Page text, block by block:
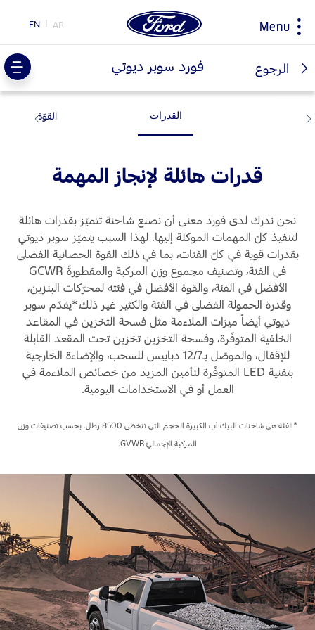
Menu
AR
EN
اختيار
اختر
بلدك
البحرين
العراق
الكويت
قطر
‫المملكة
احجز طلب قيادة
اكتشف فورد SYNC
تقنية EcoBoost
تكنولوجيا
جهة تحويل فورد برو
السعر ومكان
طلب سعر
البحث عن الوكيل
إضافات
فورد بروتكت
خطة الخدمات الممتدة
اكسسوارات
إرشادات لتوفير الوقود
خدمة الصيانة
الخدمات السريعة
المساعدة على الطريق
خطة الخدمات الممتدة
إصلاح أضرار الحوادث
القسائم والخصومات الخاصة بالصيانة
خدمة البطارية
تغيير زيت
تغيير الفلاتر
الضمان والتأمين
التاريخ و التراث
المبادرات
محاربات بروح وردية
الرجوع فورد سوبر ديوتي
القدرات القوّة
قدرات هائلة لإنجاز المهمة
نحن ندرك لدى فورد معنى أن نصنع شاحنة تتميّز بقدرات هائلة
لتنفيذ كلّ المهمات الموكلة إليها. لهذا السبب يتميّز سوبر ديوتي
بقدرات قوية في كلّ الفئات، بما في ذلك القوة الحصانية الفضلى
في الفئة، وتصنيف مجموع وزن المركبة والمقطورةّ GCWR
الأفضل في الفئة، والقوة الأفضل في فئته لمحرّكات البنزين،
وقدرة الحمولة الفضلى في الفئة والكثير غير ذلك.*يقدّم سوبر
ديوتي أيضاً ميزات الملاءمة مثل فسحة التخزين في المقاعد
الخلفية المتوفّرة، وفسحة التخزين تخزين تحت المقعد القابلة
للإقفال، والموصّل بـ12/7 دبابيس للسحب، والإضاءة الخارجية
بتقنية LED المتوفّرة لتأمين المزيد من خصائص الملاءمة في
العمل أو في الاستخدامات اليومية.
*الفئة هي شاحنات البيك أب الكبيرة الحجم التي تتخطّى 8500 رطل. بحسب تصنيفات وزن
المركبة الإجماليّ GVWR.